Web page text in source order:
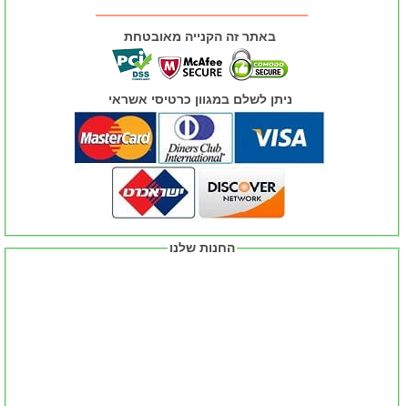
החנות שלנו